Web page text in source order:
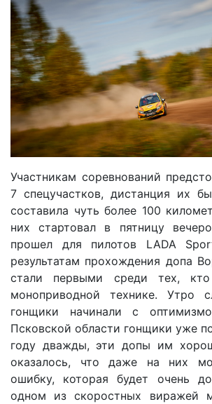
Участникам соревнований
7 спецучастков, дистанция их
составила чуть более 100
них стартовал в пятницу
прошел для пилотов LADA
результатам прохождения допа
стали первыми среди тех,
моноприводной технике. Утро
гонщики начинали с
Псковской области гонщики уже
году дважды, эти допы им
оказалось, что даже на них
ошибку, которая будет очень
одном из скоростных виражей